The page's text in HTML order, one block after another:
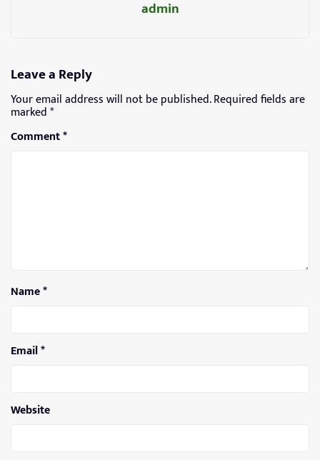
admin
Leave a Reply
Your email address will not be published.Required fields are
marked*
Comment*
Name*
Email*
Website